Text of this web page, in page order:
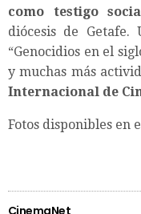
como testigo
diócesis de Getafe.
“Genocidios en el
y muchas más
Internacional de
Fotos disponibles en
CinemaNet